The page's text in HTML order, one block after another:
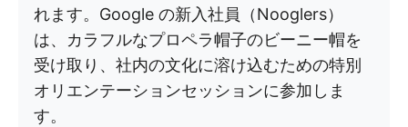
れます。Google の新入社員（Nooglers）
は、カラフルなプロペラ帽子のビーニー帽を
受け取り、社内の文化に溶け込むための特別
オリエンテーションセッションに参加しま
す。